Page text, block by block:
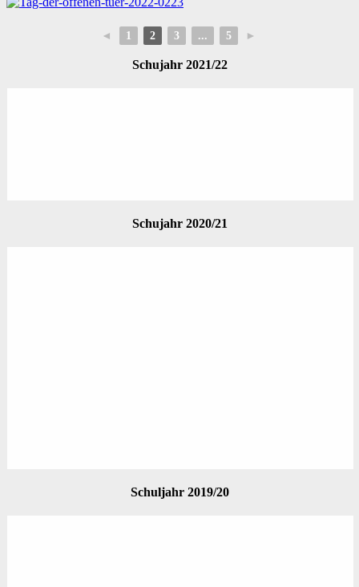
◄ 1 2 3 ... 5 ►
Schujahr 2021/22
Schujahr 2020/21
Schuljahr 2019/20